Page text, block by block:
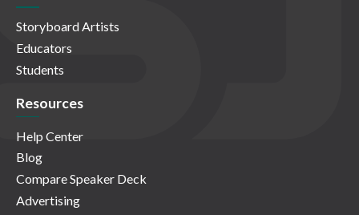
Storyboard Artists
Educators
Students
Resources
Help Center
Blog
Compare Speaker Deck
Advertising